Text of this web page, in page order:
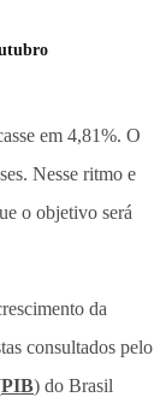
em 4,81%. O
Nesse ritmo e
o objetivo será
da
consultados pelo
PIB) do Brasil